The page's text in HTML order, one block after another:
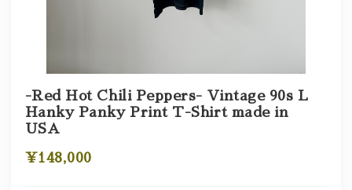
-Red Hot Chili Peppers- Vintage 90s L
Hanky Panky Print T-Shirt made in
USA
¥148,000